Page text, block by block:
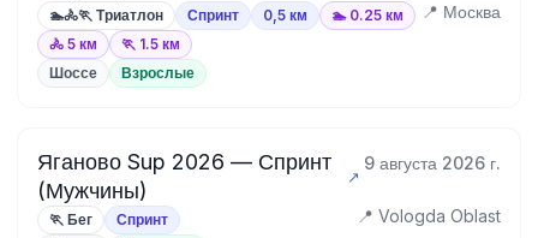
🏊🚴🏃 Триатлон Спринт 0,5 км
🏊 0.25 км
🚴 5 км
🏃 1.5 км
📍 Москва
Шоссе Взрослые
Яганово Sup 2026 — Спринт
(Мужчины)
9 августа 2026 г.
🏃 Бег Спринт 📍 Vologda Oblast